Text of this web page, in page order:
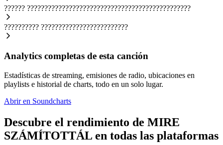
?????? ???????????????????????????????????????????????
?????????? ?????????????????????????
Analytics completas de esta canción
Estadísticas de streaming, emisiones de radio, ubicaciones en
playlists e historial de charts, todo en un solo lugar.
Abrir en Soundcharts
Descubre el rendimiento de MIRE
SZÁMÍTOTTÁL en todas las plataformas